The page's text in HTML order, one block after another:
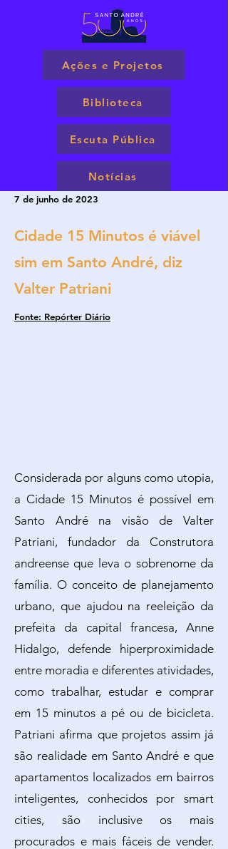
Ações e Projetos
Biblioteca
Escuta Pública
Notícias
7 de junho de 2023
Cidade 15 Minutos é viável
sim em Santo André, diz
Valter Patriani
Fonte: Repórter Diário
Considerada por alguns como utopia,
a Cidade 15 Minutos é possível em
Santo André na visão de Valter
Patriani, fundador da Construtora
andreense que leva o sobrenome da
família. O conceito de planejamento
urbano, que ajudou na reeleição da
prefeita da capital francesa, Anne
Hidalgo, defende hiperproximidade
entre moradia e diferentes atividades,
como trabalhar, estudar e comprar
em 15 minutos a pé ou de bicicleta.
Patriani afirma que projetos assim já
são realidade em Santo André e que
apartamentos localizados em bairros
inteligentes, conhecidos por smart
cities, são inclusive os mais
procurados e mais fáceis de vender.